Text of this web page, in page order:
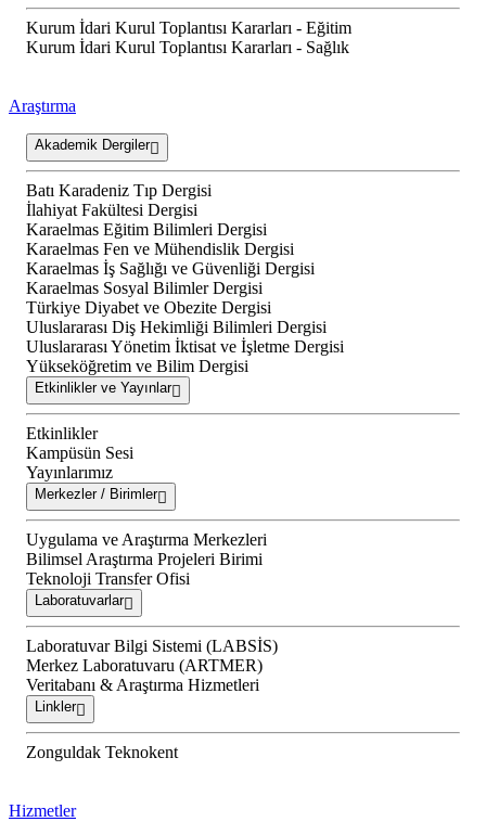
Kurum İdari Kurul Toplantısı Kararları - Eğitim
Kurum İdari Kurul Toplantısı Kararları - Sağlık
Araştırma
Akademik Dergiler
Batı Karadeniz Tıp Dergisi
İlahiyat Fakültesi Dergisi
Karaelmas Eğitim Bilimleri Dergisi
Karaelmas Fen ve Mühendislik Dergisi
Karaelmas İş Sağlığı ve Güvenliği Dergisi
Karaelmas Sosyal Bilimler Dergisi
Türkiye Diyabet ve Obezite Dergisi
Uluslararası Diş Hekimliği Bilimleri Dergisi
Uluslararası Yönetim İktisat ve İşletme Dergisi
Yükseköğretim ve Bilim Dergisi
Etkinlikler ve Yayınlar
Etkinlikler
Kampüsün Sesi
Yayınlarımız
Merkezler / Birimler
Uygulama ve Araştırma Merkezleri
Bilimsel Araştırma Projeleri Birimi
Teknoloji Transfer Ofisi
Laboratuvarlar
Laboratuvar Bilgi Sistemi (LABSİS)
Merkez Laboratuvaru (ARTMER)
Veritabanı & Araştırma Hizmetleri
Linkler
Zonguldak Teknokent
Hizmetler